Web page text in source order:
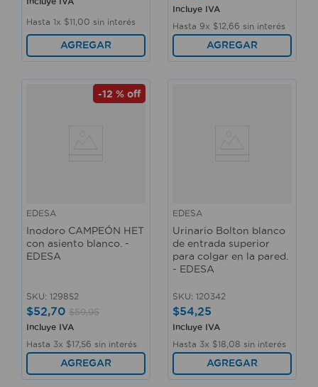
Hasta 1x $11 00 sin interés
AGREGAR
Incluye IVA
Hasta 9x $12 66 sin interés
AGREGAR
-12 % off
EDESA
Inodoro CAMPEÓN HET
con asiento blanco. -
EDESA
SKU: 129852
$52,70 $59,95
Incluye IVA
Hasta 3x $17, 56 sin interés
AGREGAR
EDESA
Urinario Bolton blanco
de entrada superior
para colgar en la pared.
- EDESA
SKU: 120342
$54,25
Incluye IVA
Hasta 3x $18 08 sin interés
AGREGAR